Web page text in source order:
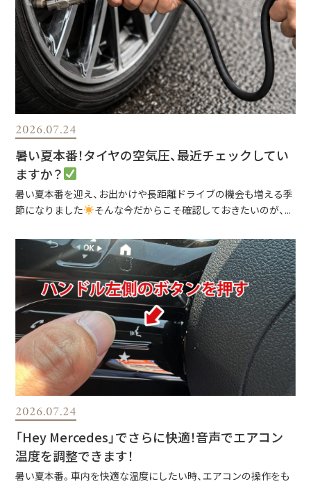
2026.07.24
暑い夏本番！タイヤの空気圧、最近チェックしてい
ますか？
暑い夏本番を迎え、お出かけや長距離ドライブの機会も増える季
節になりました
そんな今だからこそ確認しておきたいのが、...
2026.07.24
「Hey Mercedes」でさらに快適！音声でエアコン
温度を調整できます！
暑い夏本番。車内を快適な温度にしたい時、エアコンの操作をも